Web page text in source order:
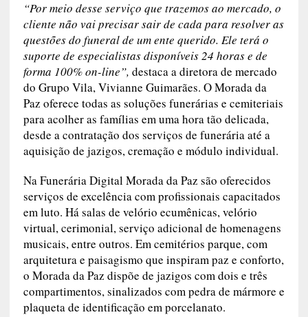
cliente não vai precisar sair de cada para resolver as
questões do funeral de um ente querido. Ele terá o
suporte de especialistas disponíveis 24 horas e de
forma 100% on-line”,destaca a diretora de
mercado do Grupo Vila, Vivianne Guimarães. O
Morada da Paz oferece todas as soluções
funerárias e cemiteriais para acolher as famílias
em uma hora tão delicada, desde a contratação
dos serviços de funerária até a aquisição de
jazigos, cremação e módulo individual.
Na Funerária Digital Morada da Paz são
oferecidos serviços de excelência com
profissionais capacitados em luto. Há salas de
velório ecumênicas, velório virtual, cerimonial,
serviço adicional de homenagens musicais, entre
outros. Em cemitérios parque, com arquitetura e
paisagismo que inspiram paz e conforto, o
Morada da Paz dispõe de jazigos com dois e três
compartimentos, sinalizados com pedra de